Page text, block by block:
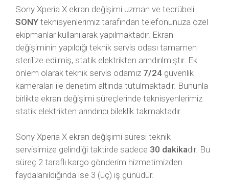
Sony Xperia X ekran değişimi uzman ve tecrübeli
SONY teknisyenlerimiz tarafından telefonunuza özel
ekipmanlar kullanılarak yapılmaktadır. Ekran
değişiminin yapıldığı teknik servis odası tamamen
sterilize edilmiş, statik elektrikten arındırılmıştır. Ek
önlem olarak teknik servis odamız 7/24 güvenlik
kameraları ile denetim altında tutulmaktadır. Bununla
birlikte ekran değişimi süreçlerinde teknisyenlerimiz
statik elektrikten arındırıcı bileklik takmaktadır.
Sony Xperia X ekran değişimi süresi teknik
servisimize gelindiği taktirde sadece 30 dakikadır. Bu
süreç 2 taraflı kargo gönderim hizmetimizden
faydalanıldığında ise 3 (üç) iş günüdür.